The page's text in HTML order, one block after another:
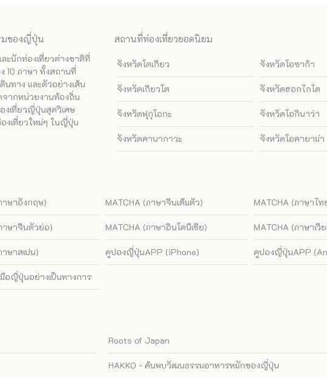
มของญี่ปุ่น
ะนักท่องเที่ยวต่างชาติที่
10 ภาษา ทั้งสถานที่
นทาง และตัวอย่างเส้น
จากหน่วยงานท้องถิ่น
งเที่ยวญี่ปุ่นสุดวิเศษ
งเที่ยวใหม่ๆ ในญี่ปุ่น
สถานที่ท่องเที่ยวยอดนิยม
จังหวัดโตเกียว จังหวัดโอซาก้า
จังหวัดเกียวโต จังหวัดฮอกไกโด
จังหวัดฟุกุโอกะ จังหวัดโอกินาว่า
จังหวัดคานากาวะ จังหวัดโอคายาม่า
าษาอังกฤษ) MATCHA (ภาษาจีนเต็มตัว) MATCHA (ภาษาไท
าษาจีนตัวย่อ) MATCHA (ภาษาอินโดนีเซีย) MATCHA (ภาษาเวี
าษาสเปน) คูปองญี่ปุ่นAPP (iPhone) คูปองญี่ปุ่นAPP
อญี่ปุ่นอย่างเป็นทางการ
Roots of Japan
HAKKO - ค้นพบวัฒนธรรมอาหารหมักของญี่ปุ่น